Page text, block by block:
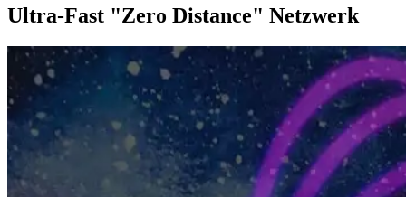
Ultra-Fast "Zero Distance" Netzwerk